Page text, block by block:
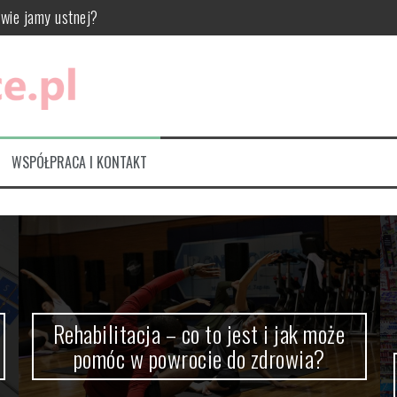
powrocie do zdrowia?
– jak wprowadzić styl do swojego wnętrza
Kuchnia na Jednym Talerzu
WSPÓŁPRACA I KONTAKT
Rehabilitacja – co to jest i jak może
pomóc w powrocie do zdrowia?